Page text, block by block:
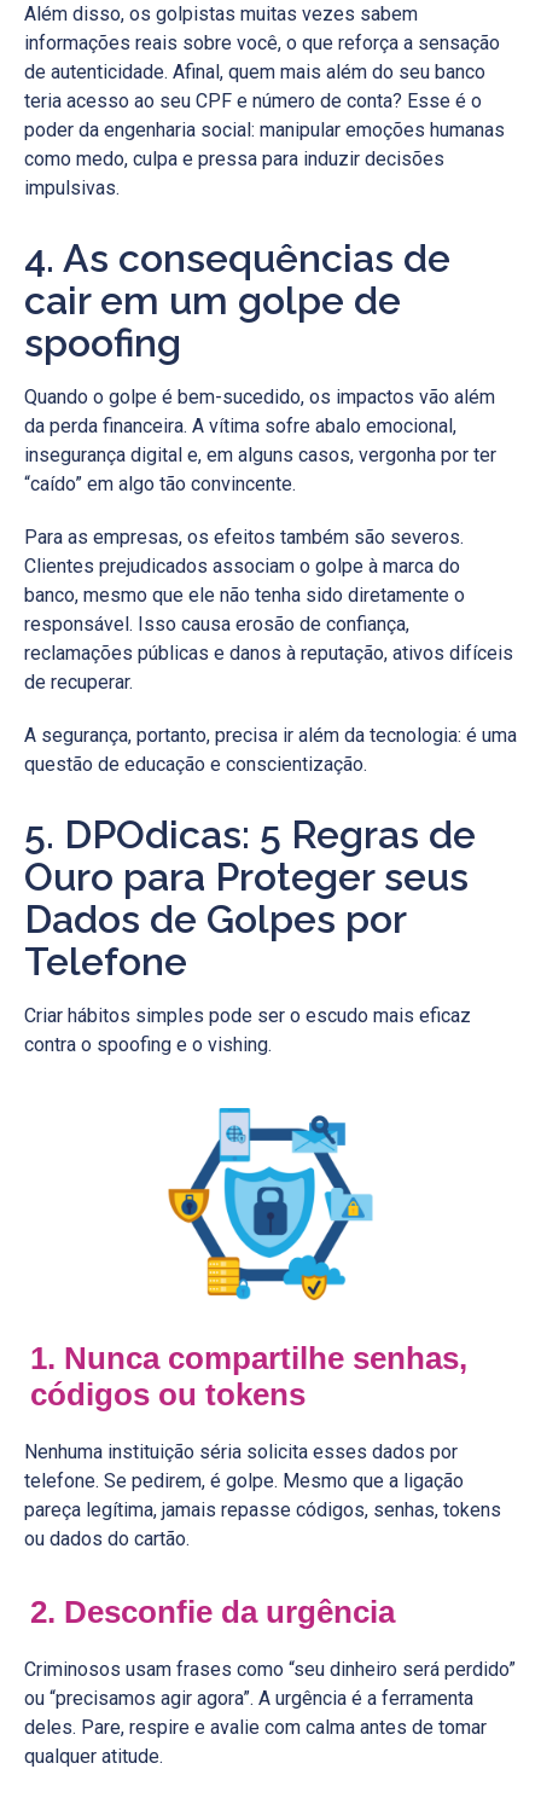
Além disso, os golpistas muitas vezes sabem
informações reais sobre você, o que reforça a sensação
de autenticidade. Afinal, quem mais além do seu banco
teria acesso ao seu CPF e número de conta? Esse é o
poder da engenharia social: manipular emoções humanas
como medo, culpa e pressa para induzir decisões
impulsivas.
4. As consequências de
cair em um golpe de
spoofing
Quando o golpe é bem-sucedido, os impactos vão além
da perda financeira. A vítima sofre abalo emocional,
insegurança digital e, em alguns casos, vergonha por ter
“caído” em algo tão convincente.
Para as empresas, os efeitos também são severos.
Clientes prejudicados associam o golpe à marca do
banco, mesmo que ele não tenha sido diretamente o
responsável. Isso causa erosão de confiança,
reclamações públicas e danos à reputação, ativos difíceis
de recuperar.
A segurança, portanto, precisa ir além da tecnologia: é uma
questão de educação e conscientização.
5. DPOdicas: 5 Regras de
Ouro para Proteger seus
Dados de Golpes por
Telefone
Criar hábitos simples pode ser o escudo mais eficaz
contra o spoofing e o vishing.
1. Nunca compartilhe senhas,
códigos ou tokens
Nenhuma instituição séria solicita esses dados por
telefone. Se pedirem, é golpe. Mesmo que a ligação
pareça legítima, jamais repasse códigos, senhas, tokens
ou dados do cartão.
2. Desconfie da urgência
Criminosos usam frases como “seu dinheiro será perdido”
ou “precisamos agir agora”. A urgência é a ferramenta
deles. Pare, respire e avalie com calma antes de tomar
qualquer atitude.